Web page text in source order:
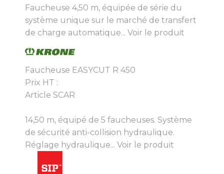
Faucheuse 4,50 m, équipée de série du
système unique sur le marché de transfert
de charge automatique... Voir le produit
Faucheuse EASYCUT R 450
Prix HT :
Article SCAR
14,50 m, équipé de 5 faucheuses. Système
de sécurité anti-collision hydraulique.
Réglage hydraulique... Voir le produit